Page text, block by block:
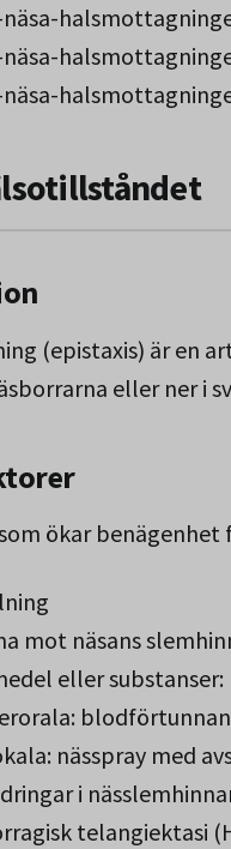
(epistaxis) är en
eller ner i
ökar benägenhet
mot näsans
eller substanser:
nässpray med
i
telangiektasi